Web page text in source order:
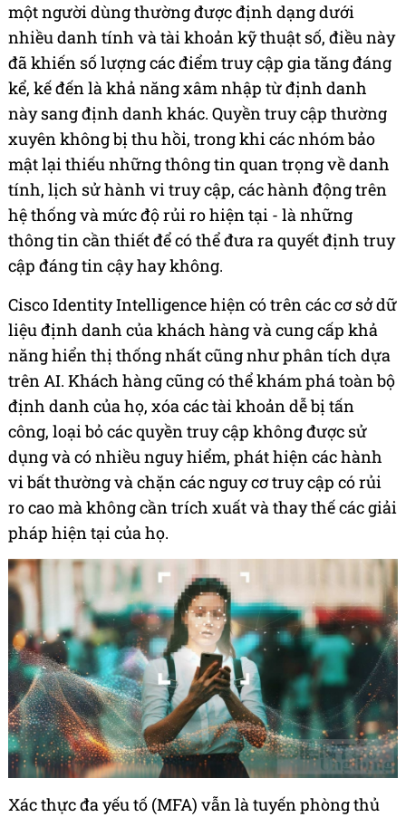
một người dùng thường được định dạng dưới
nhiều danh tính và tài khoản kỹ thuật số, điều này
đã khiến số lượng các điểm truy cập gia tăng đáng
kể, kế đến là khả năng xâm nhập từ định danh
này sang định danh khác. Quyền truy cập thường
xuyên không bị thu hồi, trong khi các nhóm bảo
mật lại thiếu những thông tin quan trọng về danh
tính, lịch sử hành vi truy cập, các hành động trên
hệ thống và mức độ rủi ro hiện tại - là những
thông tin cần thiết để có thể đưa ra quyết định truy
cập đáng tin cậy hay không.
Cisco Identity Intelligence hiện có trên các cơ sở dữ
liệu định danh của khách hàng và cung cấp khả
năng hiển thị thống nhất cũng như phân tích dựa
trên AI. Khách hàng cũng có thể khám phá toàn bộ
định danh của họ, xóa các tài khoản dễ bị tấn
công, loại bỏ các quyền truy cập không được sử
dụng và cónhiềunguy hiểm, phát hiện các hành
vi bất thường và chặn các nguy cơ truy cập có rủi
ro cao mà không cần trích xuất và thay thế các giải
pháp hiện tại của họ.
Xác thực đa yếu tố (MFA) vẫn là tuyến phòng thủ